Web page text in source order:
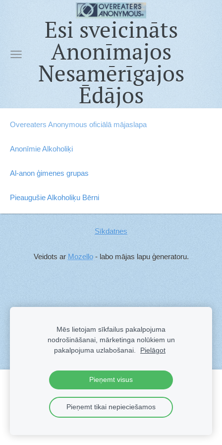
Esi sveicināts
Anonīmajos
Nesamērīgajos
Ēdājos
Overeaters Anonymous oficiālā mājaslapa
Anonīmie Alkoholiķi
Al-anon ģimenes grupas
Pieaugušie Alkoholiķu Bērni
Sīkdatnes
Veidots ar Mozello- labo mājas lapu ģeneratoru.
Izveido savu mājaslapu vai e-veikalu ar Mozello!
Ātri, viegli, bez programmēšanas.
Mēs lietojam sīkfailus pakalpojuma
nodrošināšanai, mārketinga nolūkiem un
pakalpojuma uzlabošanai.
Pielāgot
Pieņemt visus
Pieņemt tikai nepieciešamos